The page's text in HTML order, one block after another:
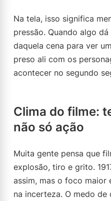
Na tela, isso significa
pressão. Quando algo
daquela cena para ver
preso ali com os
acontecer no segundo
Clima do filme:
não só ação
Muita gente pensa que
explosão, tiro e grito.
assim, mas o foco maior
na incerteza. O medo de